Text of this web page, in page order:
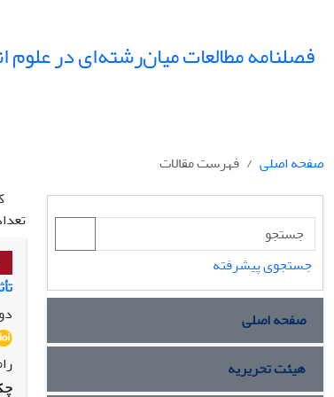
فصلنامه مطالعات میان‌رشته‌ای در علوم
صفحه اصلی
فهرست مقالات
دوره 14،
جستجوی پیشرفته
صفحه اصلی
هیئت تحریریه